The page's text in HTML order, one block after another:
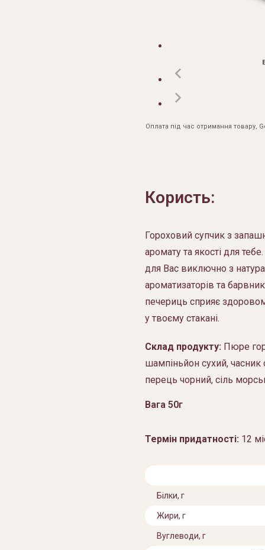
Оплата під час отримання товару,
Білки, г
Жири, г
Вуглеводи, г
Користь:
Гороховий супчик з
аромату та якості для
для Вас виключно з
ароматизаторів та
печериць сприяє
у твоєму стакані.
Склад продукту: Пюре
шампіньйон сухий, часник
перець чорний, сіль
Вага 50г
Термін придатності: 12